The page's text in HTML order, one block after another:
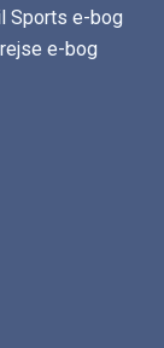
Sports e-bog
e-bog